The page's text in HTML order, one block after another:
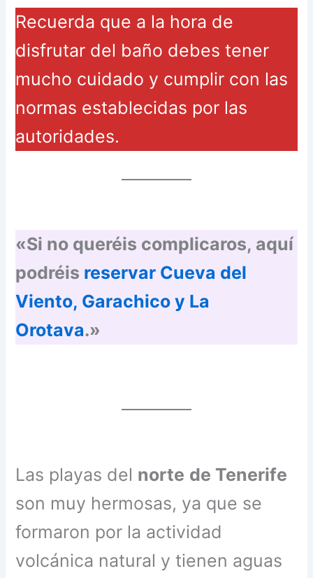
Recuerda que a la hora de
disfrutar del baño debes tener
mucho cuidado y cumplir con las
normas establecidas por las
autoridades.
«Si no queréis complicaros, aquí
podréis reservar Cueva del
Viento, Garachico y La
Orotava.»
Las playas del norte de Tenerife
son muy hermosas, ya que se
formaron por la actividad
volcánica natural y tienen aguas